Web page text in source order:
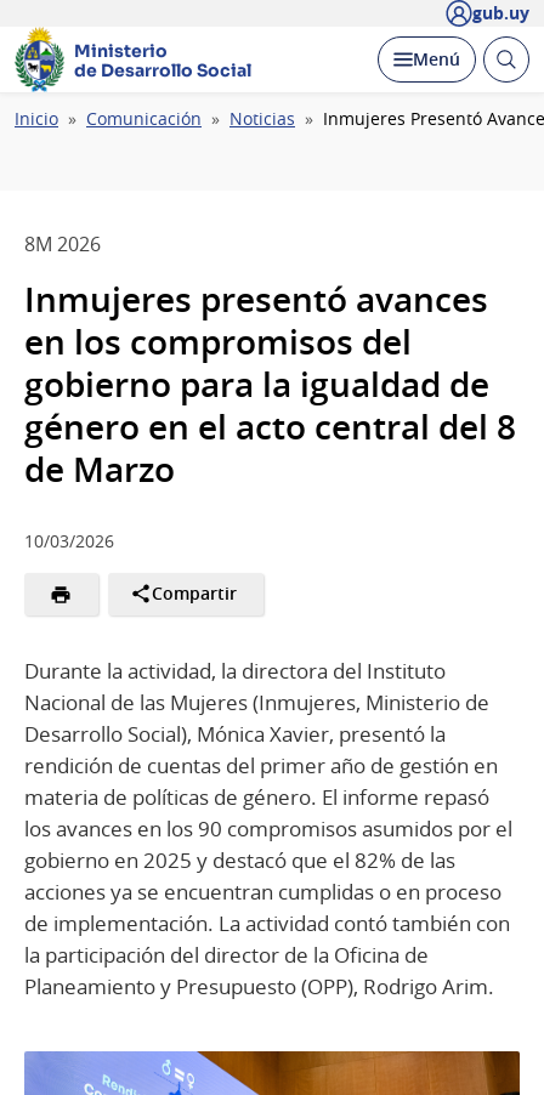
gub.uy
Ministerio
de Desarrollo Social
Desplegar
Menú Abrir
Ruta
Inicio Comunicación Noticias Inmujeres Presentó
8M 2026
Inmujeres presentó avances
en los compromisos del
gobierno para la igualdad de
género en el acto central del 8
de Marzo
10/03/2026
Compartir
Durante la actividad, la directora del Instituto
Nacional de las Mujeres (Inmujeres, Ministerio de
Desarrollo Social), Mónica Xavier, presentó la
rendición de cuentas del primer año de gestión en
materia de políticas de género. El informe repasó
los avances en los 90 compromisos asumidos por el
gobierno en 2025 y destacó que el 82% de las
acciones ya se encuentran cumplidas o en proceso
de implementación. La actividad contó también con
la participación del director de la Oficina de
Planeamiento y Presupuesto (OPP), Rodrigo Arim.